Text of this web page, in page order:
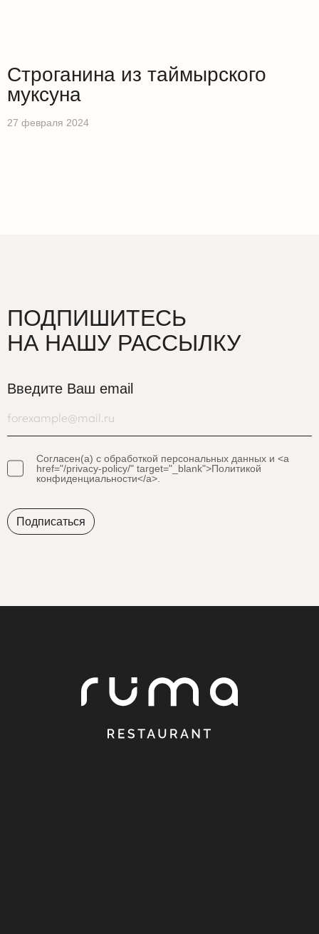
Строганина из таймырского
муксуна
27 февраля 2024
ПОДПИШИТЕСЬ
НА НАШУ РАССЫЛКУ
Введите Ваш email
Согласен(а) с обработкой персональных данных и <a
href="/privacy-policy/" target="_blank">Политикой
конфиденциальности</a>.